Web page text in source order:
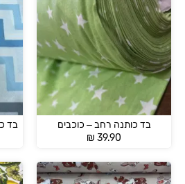
בד כותנה רחב – כוכבים
₪ 39.90